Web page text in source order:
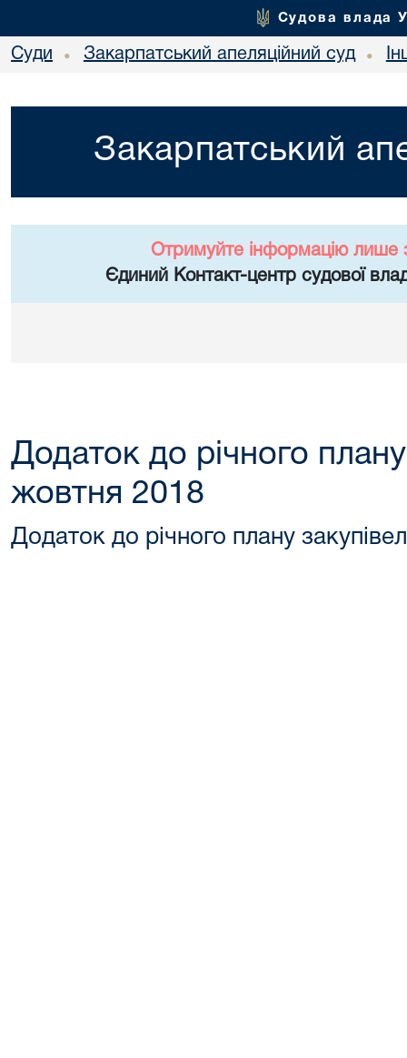
Судова влада
Суди • Закарпатський апеляційний суд •
Закарпатський
Отримуйте інформацію лише
Єдиний Контакт-центр судової
Додаток до річного плану
жовтня 2018
Додаток до річного плану